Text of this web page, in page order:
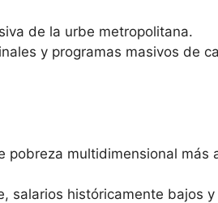
de la urbe metropolitana.
y programas masivos de
pobreza multidimensional más
salarios históricamente bajos